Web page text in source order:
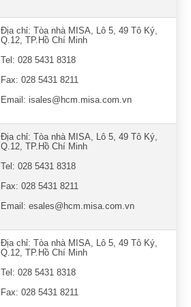
Địa chỉ: Tòa nhà MISA, Lô 5, 49 Tô Ký,
Q.12, TP.Hồ Chí Minh
Tel: 028 5431 8318
Fax: 028 5431 8211
Email: isales@hcm.misa.com.vn
Địa chỉ: Tòa nhà MISA, Lô 5, 49 Tô Ký,
Q.12, TP.Hồ Chí Minh
Tel: 028 5431 8318
Fax: 028 5431 8211
Email: esales@hcm.misa.com.vn
Địa chỉ: Tòa nhà MISA, Lô 5, 49 Tô Ký,
Q.12, TP.Hồ Chí Minh
Tel: 028 5431 8318
Fax: 028 5431 8211